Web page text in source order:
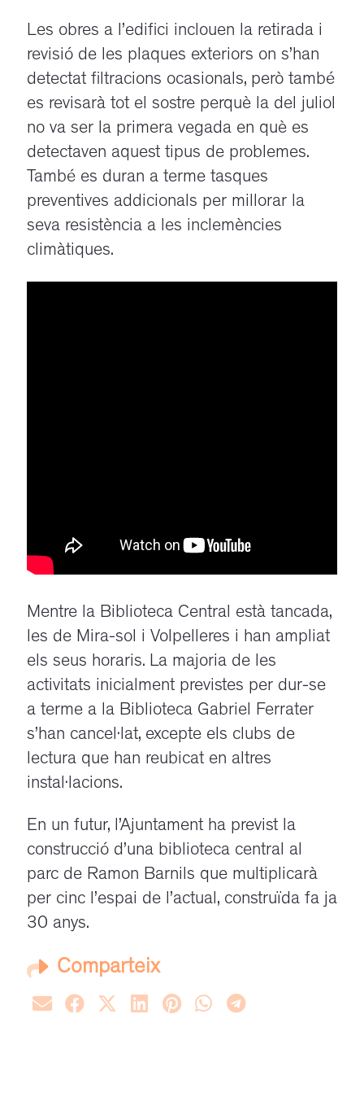
Les obres a l’edifici inclouen la retirada i
revisió de les plaques exteriors on s’han
detectat filtracions ocasionals, però també
es revisarà tot el sostre perquè la del juliol
no va ser la primera vegada en què es
detectaven aquest tipus de problemes.
També es duran a terme tasques
preventives addicionals per millorar la
seva resistència a les inclemències
climàtiques.
Mentre la Biblioteca Central està tancada,
les de Mira-sol i Volpelleres i han ampliat
els seus horaris. La majoria de les
activitats inicialment previstes per dur-se
a terme a la Biblioteca Gabriel Ferrater
s’han cancel·lat, excepte els clubs de
lectura que han reubicat en altres
instal·lacions.
En un futur, l’Ajuntament ha previst la
construcció d’una biblioteca central al
parc de Ramon Barnils que multiplicarà
per cinc l’espai de l’actual, construïda fa ja
30 anys.
Comparteix